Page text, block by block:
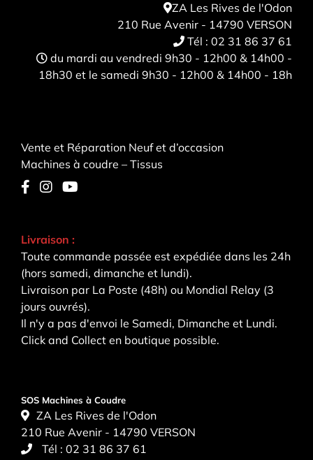
ZA Les Rives de l'Odon
210 Rue Avenir - 14790 VERSON
Tél : 02 31 86 37 61
du mardi au vendredi 9h30 - 12h00 & 14h00 -
18h30 et le samedi 9h30 - 12h00 & 14h00 - 18h
Vente et Réparation Neuf et d’occasion
Machines à coudre – Tissus
Livraison :
Toute commande passée est expédiée dans les 24h
(hors samedi, dimanche et lundi).
Livraison par La Poste (48h) ou Mondial Relay (3
jours ouvrés).
Il n'y a pas d'envoi le Samedi, Dimanche et Lundi.
Click and Collect en boutique possible.
SOS Machines à Coudre
ZA Les Rives de l'Odon
210 Rue Avenir - 14790 VERSON
Tél : 02 31 86 37 61